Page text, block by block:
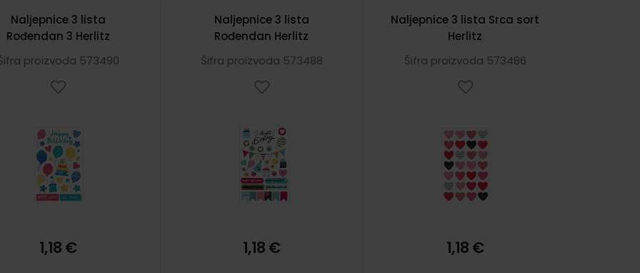
Naljepnice 3 lista
Rođendan 3 Herlitz
proizvoda 573490
1,18 €
Naljepnice 3 lista
Rođendan Herlitz
Šifra proizvoda 573488
1,18 €
Naljepnice 3 lista Srca sort
Herlitz
Šifra proizvoda 573486
1,18 €